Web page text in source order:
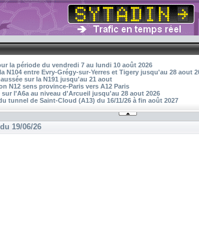
la période du vendredi 7 au lundi 10 août 2026
N104 entre Evry-Grégy-sur-Yerres et Tigery jusqu'au 28 aout
sur la N191 jusqu'au 21 aout
N12 sens province-Paris vers A12 Paris
l'A6a au niveau d'Arcueil jusqu'au 28 aout 2026
tunnel de Saint-Cloud (A13) du 16/11/26 à fin août 2027
19/06/26